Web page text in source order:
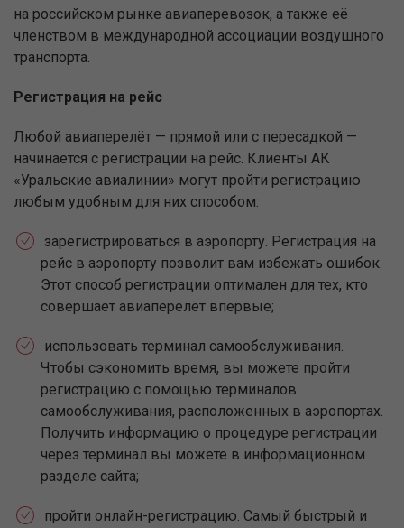
на российском рынке авиаперевозок, а также её
членством в международной ассоциации воздушного
транспорта.
Регистрация на рейс
Любой авиаперелёт — прямой или с пересадкой —
начинается с регистрации на рейс. Клиенты АК
«Уральские авиалинии» могут пройти регистрацию
любым удобным для них способом:
зарегистрироваться в аэропорту. Регистрация на
рейс в аэропорту позволит вам избежать ошибок.
Этот способ регистрации оптимален для тех, кто
совершает авиаперелёт впервые;
использовать терминал самообслуживания.
Чтобы сэкономить время, вы можете пройти
регистрацию с помощью терминалов
самообслуживания, расположенных в аэропортах.
Получить информацию о процедуре регистрации
через терминал вы можете в информационном
разделе сайта;
пройти онлайн-регистрацию. Самый быстрый и